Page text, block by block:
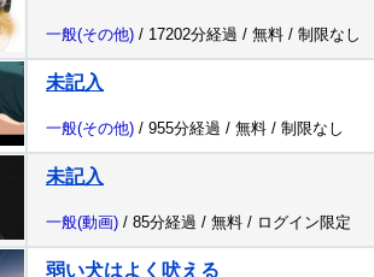
一般(その他) / 17202分経過 / 無料 / 制限なし
未記入
一般(その他) / 955分経過 / 無料 / 制限なし
未記入
一般(動画) / 85分経過 / 無料 / ログイン限定
弱い犬はよく吠える